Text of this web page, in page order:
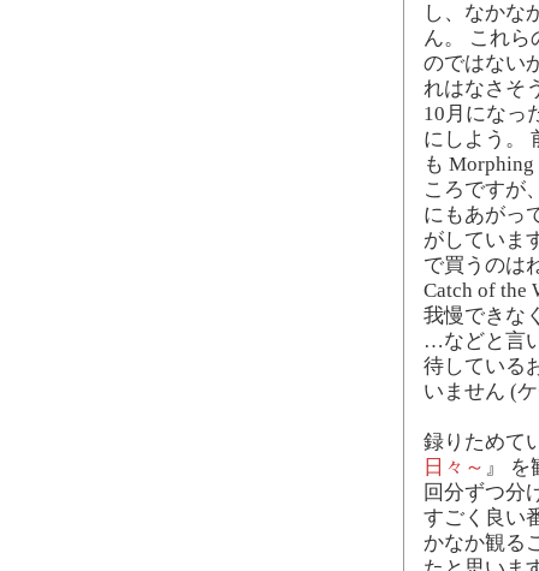
し、なかな
ん。 これら
のではない
れはなさそ
10月になっ
にしよう。
も
ころですが
にもあがっ
がしていま
で買うのは
Catch of the
我慢できな
…などと言
待している
いません (
録りためて
日々～ 』 を
回分ずつ分
すごく良い
かなか観る